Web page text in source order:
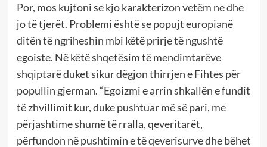
Por, mos kujtoni se kjo karakterizon vetëm ne dhe
jo të tjerët. Problemi është se popujt europianë
ditën të ngriheshin mbi këtë prirje të ngushtë
egoiste. Në këtë shqetësim të mendimtarëve
shqiptarë duket sikur dëgjon thirrjen e Fihtes për
popullin gjerman. “Egoizmi e arrin shkallën e fundit
të zhvillimit kur, duke pushtuar më së pari, me
përjashtime shumë të rralla, qeveritarët,
përfundon në pushtimin e të qeverisurve dhe bëhet